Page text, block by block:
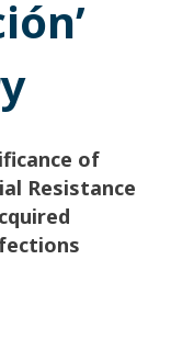
of
Resistance